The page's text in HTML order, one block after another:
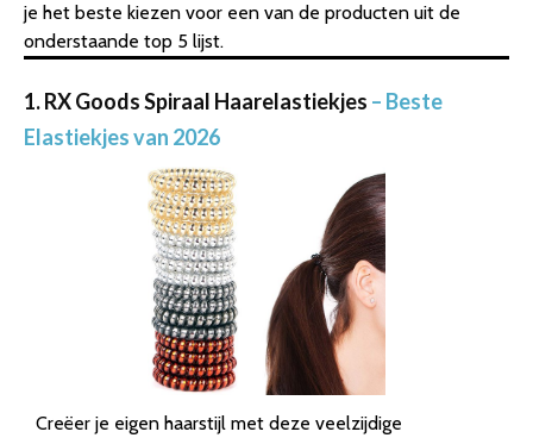
je het beste kiezen voor een van de producten uit de
onderstaande top 5 lijst.
1. RX Goods Spiraal Haarelastiekjes – Beste
Elastiekjes van 2026
Creëer je eigen haarstijl met deze veelzijdige